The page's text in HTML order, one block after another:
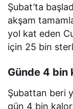
Şubat’ta
akşam
yol kat eden
için 25 bin
Günde 4 bin
Şubattan beri
gün 4 bin